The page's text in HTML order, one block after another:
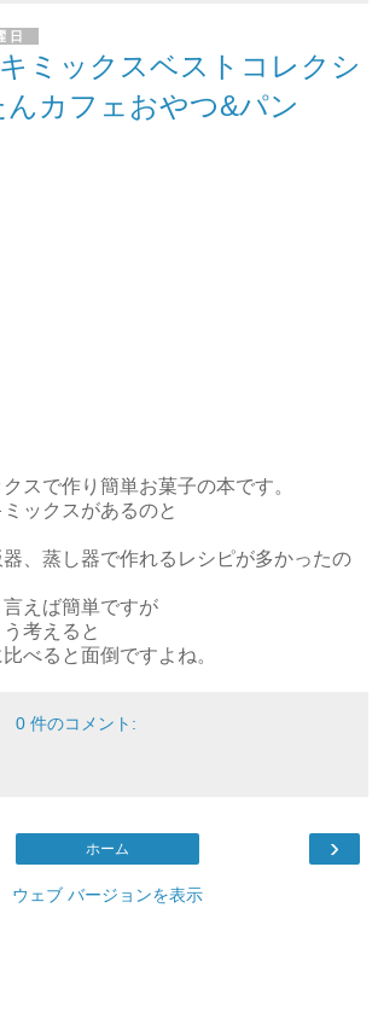
ミックスベストコレクシ
んカフェおやつ&パン
スで作り簡単お菓子の本です。
ックスがあるのと
、蒸し器で作れるレシピが多かったの
えば簡単ですが
考えると
べると面倒ですよね。
0 件のコメント:
›
ホーム
ウェブ バージョンを表示